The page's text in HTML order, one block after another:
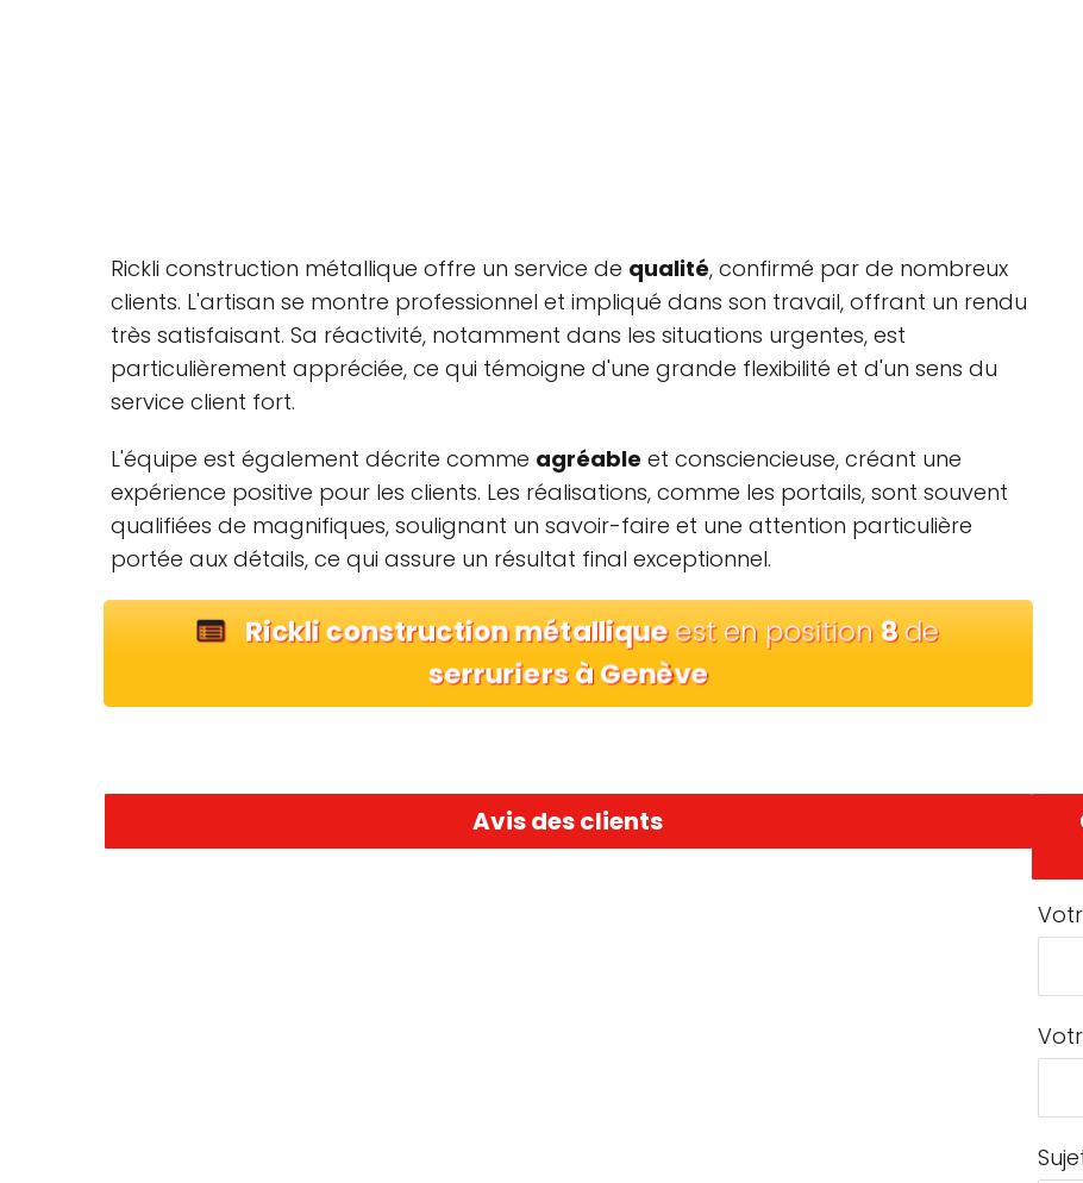
Rickli construction métallique offre un service de qualité, confirmé par de nombreux
clients. L'artisan se montre professionnel et impliqué dans son travail, offrant un rendu
très satisfaisant. Sa réactivité, notamment dans les situations urgentes, est
particulièrement appréciée, ce qui témoigne d'une grande flexibilité et d'un sens du
service client fort.
L'équipe est également décrite comme agréable et consciencieuse, créant une
expérience positive pour les clients. Les réalisations, comme les portails, sont souvent
qualifiées de magnifiques, soulignant un savoir-faire et une attention particulière
portée aux détails, ce qui assure un résultat final exceptionnel.
Rickli construction métalliqueest en position8de
serruriers à Genève
Avis des clients